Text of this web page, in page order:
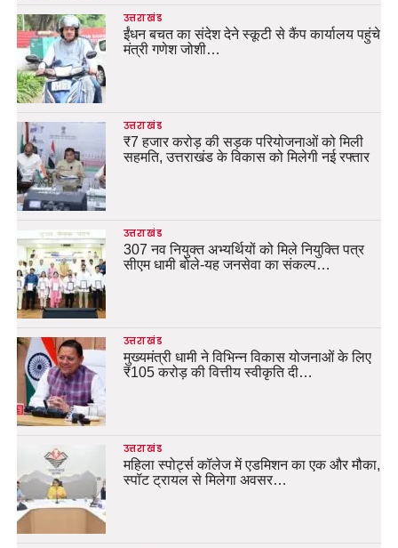
उत्तराखंड
ईंधन बचत का संदेश देने स्कूटी से कैंप कार्यालय पहुंचे
मंत्री गणेश जोशी…
उत्तराखंड
₹7 हजार करोड़ की सड़क परियोजनाओं को मिली
सहमति, उत्तराखंड के विकास को मिलेगी नई रफ्तार
उत्तराखंड
307 नव नियुक्त अभ्यर्थियों को मिले नियुक्ति पत्र
सीएम धामी बोले-यह जनसेवा का संकल्प…
उत्तराखंड
मुख्यमंत्री धामी ने विभिन्न विकास योजनाओं के लिए
₹105 करोड़ की वित्तीय स्वीकृति दी…
उत्तराखंड
महिला स्पोर्ट्स कॉलेज में एडमिशन का एक और मौका,
स्पॉट ट्रायल से मिलेगा अवसर…